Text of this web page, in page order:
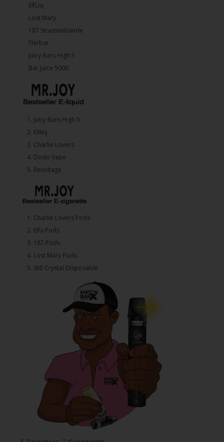
ElfLiq
Lost Mary
187 Strassenbande
Flerbar
Juicy Bars High 5
Bar Juice 5000
1.⁠ ⁠Juicy Bars High 5
2.⁠ ⁠⁠Elfliq
3.⁠ ⁠⁠Charlie Lovers
4.⁠ ⁠⁠Dodo Vape
5. ⁠Revoltage
1.⁠ ⁠Charlie Lovers Pods
2.⁠ ⁠⁠Elfa Pods
3.⁠ ⁠⁠187 Pods
4.⁠ ⁠⁠Lost Mary Pods
5.⁠ ⁠⁠SKE Crystal Disposable